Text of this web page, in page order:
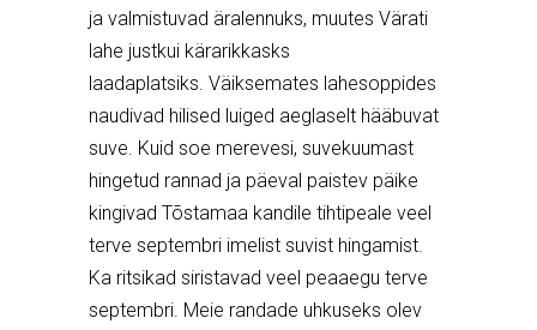
ja valmistuvad äralennuks, muutes Värati
lahe justkui kärarikkasks
laadaplatsiks. Väiksemates lahesoppides
naudivad hilised luiged aeglaselt hääbuvat
suve. Kuid soe merevesi, suvekuumast
hingetud rannad ja päeval paistev päike
kingivad Tõstamaa kandile tihtipeale veel
terve septembri imelist suvist hingamist.
Ka ritsikad siristavad veel peaaegu terve
septembri. Meie randade uhkuseks olev